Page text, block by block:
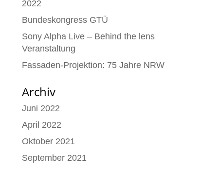
2022
Bundeskongress GTÜ
Sony Alpha Live – Behind the lens
Veranstaltung
Fassaden-Projektion: 75 Jahre NRW
Archiv
Juni 2022
April 2022
Oktober 2021
September 2021